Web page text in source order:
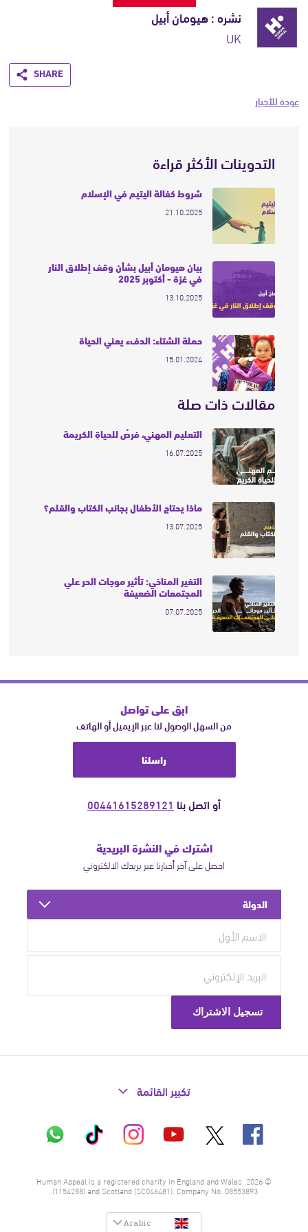
نشره : هيومان أبيل
UK
Share
عودة للأخبار
التدوينات الأكثر قراءة
شروط كفالة اليتيم في الإسلام
21.10.2025
بيان هيومان أبيل بشأن وقف إطلاق النار
في غزة - أكتوبر 2025
13.10.2025
حملة الشتاء: الدفء يعني الحياة
15.01.2024
مقالات ذات صلة
التعليم المهني، فرصٌ للحياةِ الكريمة
16.07.2025
ماذا يحتاج الأطفال بجانب الكتاب والقلم؟
13.07.2025
التغير المناخي: تأثير موجات الحر علي
المجتمعات الضعيفة
07.07.2025
ابق على تواصل
من السهل الوصول لنا عبر الإيميل أو الهاتف
راسلنا
أو اتصل بنا 00441615289121
اشترك في النشرة البريدية
احصل على آخر أخبارنا عبر بريدك الالكتروني
الدولة
تكبير القائمة
فيسبوك يوتيوب إنستاغرام تيك
توك
واتساب
© 2026. Human Appeal is a registered charity in England and Wales
(1154288) and Scotland (SC046481). Company No. 08553893.
Arabic